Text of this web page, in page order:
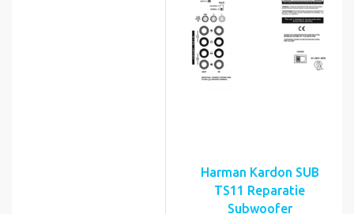
Harman Kardon SUB
TS11 Reparatie
Subwoofer